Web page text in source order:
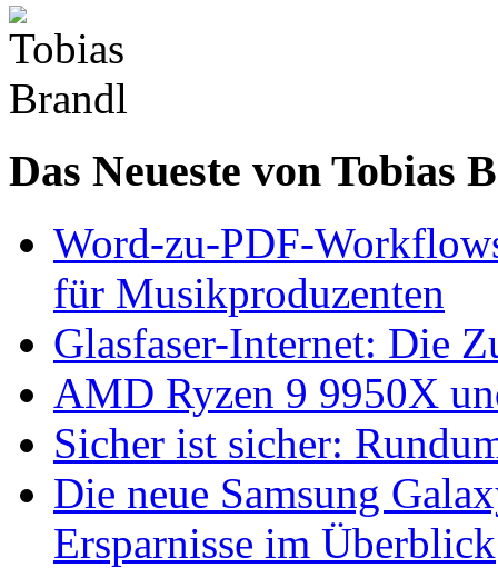
Das Neueste von Tobias
Word-zu-PDF-
für Musikproduzenten
Glasfaser-Internet: Die
AMD Ryzen 9 9950X
Sicher ist sicher:
Die neue Samsung
Ersparnisse im Überblick